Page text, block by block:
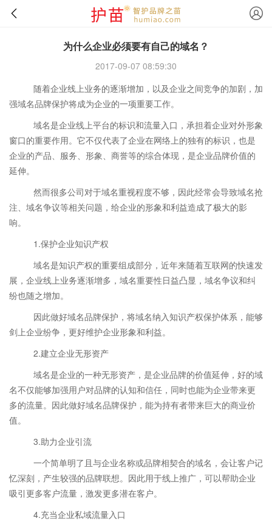
为什么企业必须要有自己的域名？
2017-09-07 08:59:30
随着企业线上业务的逐渐增加，以及企业之间竞争的加剧，加
强域名品牌保护将成为企业的一项重要工作。
域名是企业线上平台的标识和流量入口，承担着企业对外形象
窗口的重要作用。它不仅代表了企业在网络上的独有的标识，也是
企业的产品、服务、形象、商誉等的综合体现，是企业品牌价值的
延伸。
然而很多公司对于域名重视程度不够，因此经常会导致域名抢
注、域名争议等相关问题，给企业的形象和利益造成了极大的影
响。
1.保护企业知识产权
域名是知识产权的重要组成部分，近年来随着互联网的快速发
展，企业线上业务逐渐增多，域名重要性日益凸显，域名争议和纠
纷也随之增加。
因此做好域名品牌保护，将域名纳入知识产权保护体系，能够
剑上企业纷争，更好维护企业形象和利益。
2.建立企业无形资产
域名是企业的一种无形资产，是企业品牌的价值延伸，好的域
名不仅能够加强用户对品牌的认知和信任，同时也能为企业带来更
多的流量。因此做好域名品牌保护，能为持有者带来巨大的商业价
值。
3.助力企业引流
一个简单明了且与企业名称或品牌相契合的域名，会让客户记
忆深刻，产生较强的品牌联想。因此用于线上推广，可以帮助企业
吸引更多客户流量，激发更多潜在客户。
4.充当企业私域流量入口